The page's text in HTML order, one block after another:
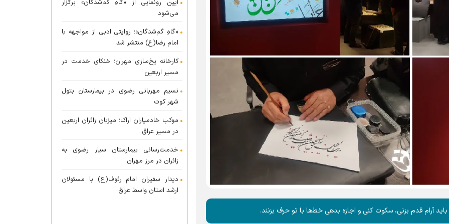
آرام قدم بزنی، سکوت کنی و اجازه بدهی خط‌ها با تو حرف بزنند.
آیین رونمایی از «گاهِ گم‌شدگان» برگزار
می‌شود
«گاهِ گم‌شدگان»؛ روایتی ادبی از مواجهه با
امام رضا(ع) منتشر شد
کارخانه یخ‌سازی مهران؛ خنکای خدمت در
مسیر اربعین
نسیم مهربانی رضوی در بیمارستان بتول
شهر کوت
موکب خادمیاران اراک؛ میزبان زائران اربعین
در مسیر عراق
خدمت‌رسانی بیمارستان سیار رضوی به
زائران در مرز مهران
دیدار سفیران امام رئوف(ع) با مسئولان
ارشد استان واسط عراق